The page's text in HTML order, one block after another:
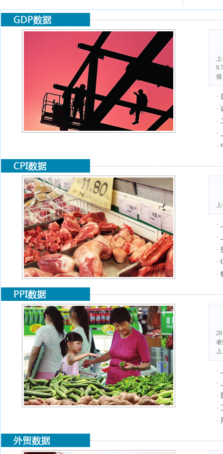
上
值
·
·
·
·
·
·
·
·
·
·
上
·
·
·
·
·